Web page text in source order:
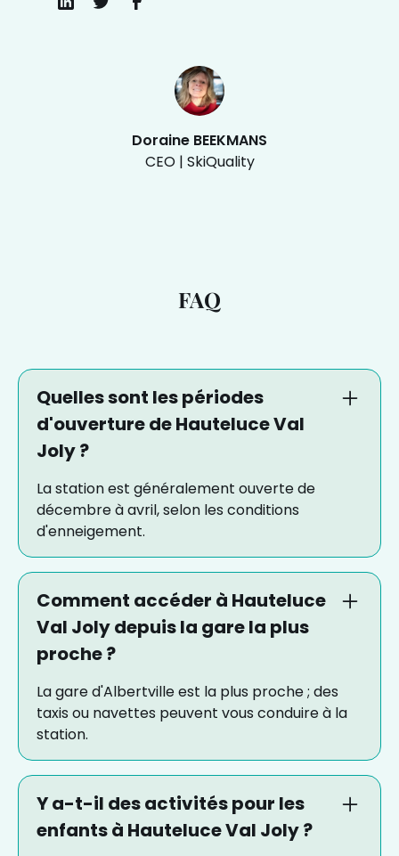
Doraine BEEKMANS
CEO | SkiQuality
FAQ
Quelles sont les périodes
d'ouverture de Hauteluce Val
Joly ?
La station est généralement ouverte de
décembre à avril, selon les conditions
d'enneigement.
Comment accéder à Hauteluce
Val Joly depuis la gare la plus
proche ?
La gare d'Albertville est la plus proche ; des
taxis ou navettes peuvent vous conduire à la
station.
Y a-t-il des activités pour les
enfants à Hauteluce Val Joly ?